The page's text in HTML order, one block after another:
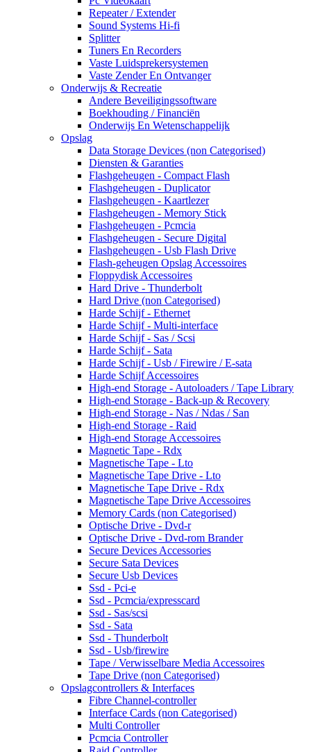
Repeater / Extender
Sound Systems Hi-fi
Splitter
Tuners En Recorders
Vaste Luidsprekersystemen
Vaste Zender En Ontvanger
Onderwijs & Recreatie
Andere Beveiligingssoftware
Boekhouding / Financiën
Onderwijs En Wetenschappelijk
Opslag
Data Storage Devices (non Categorised)
Diensten & Garanties
Flashgeheugen - Compact Flash
Flashgeheugen - Duplicator
Flashgeheugen - Kaartlezer
Flashgeheugen - Memory Stick
Flashgeheugen - Pcmcia
Flashgeheugen - Secure Digital
Flashgeheugen - Usb Flash Drive
Flash-geheugen Opslag Accessoires
Floppydisk Accessoires
Hard Drive - Thunderbolt
Hard Drive (non Categorised)
Harde Schijf - Ethernet
Harde Schijf - Multi-interface
Harde Schijf - Sas / Scsi
Harde Schijf - Sata
Harde Schijf - Usb / Firewire / E-sata
Harde Schijf Accessoires
High-end Storage - Autoloaders / Tape Library
High-end Storage - Back-up & Recovery
High-end Storage - Nas / Ndas / San
High-end Storage - Raid
High-end Storage Accessoires
Magnetic Tape - Rdx
Magnetische Tape - Lto
Magnetische Tape Drive - Lto
Magnetische Tape Drive - Rdx
Magnetische Tape Drive Accessoires
Memory Cards (non Categorised)
Optische Drive - Dvd-r
Optische Drive - Dvd-rom Brander
Secure Devices Accessories
Secure Sata Devices
Secure Usb Devices
Ssd - Pci-e
Ssd - Pcmcia/expresscard
Ssd - Sas/scsi
Ssd - Sata
Ssd - Thunderbolt
Ssd - Usb/firewire
Tape / Verwisselbare Media Accessoires
Tape Drive (non Categorised)
Opslagcontrollers & Interfaces
Fibre Channel-controller
Interface Cards (non Categorised)
Multi Controller
Pcmcia Controller